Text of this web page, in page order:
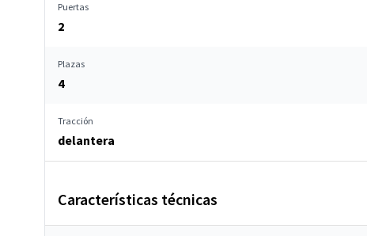
Puertas
2
Plazas
4
Tracción
delantera
Características técnicas